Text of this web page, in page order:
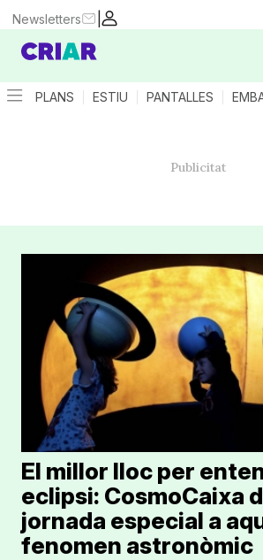
|
Newsletters
PLANS ESTIU PANTALLES
El millor lloc per
eclipsi: CosmoCaixa
jornada especial a
fenomen astronòmic